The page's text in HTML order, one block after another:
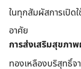
ในทุกสัมผัสการเปิด
อาศัย
การส่งเสริมสุขภา
ทองเหลืองบริสุทธิ์จ